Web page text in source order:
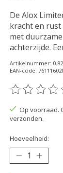
De Alox
kracht en
met
achterzijde.
Artikelnummer:
EAN-code:
De
Op voorraad.
verzonden.
Hoeveelheid: